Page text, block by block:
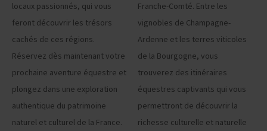
locaux passionnés, qui vous
feront découvrir les trésors
cachés de ces régions.
Réservez dès maintenant votre
prochaine aventure équestre et
plongez dans une exploration
authentique du patrimoine
naturel et culturel de la France.
Franche-Comté. Entre les
vignobles de Champagne-
Ardenne et les terres viticoles
de la Bourgogne, vous
trouverez des itinéraires
équestres captivants qui vous
permettront de découvrir la
richesse culturelle et naturelle